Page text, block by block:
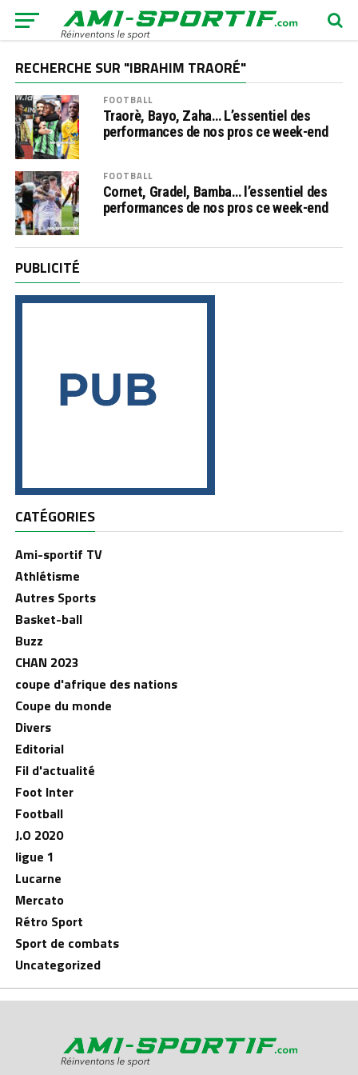
RECHERCHE SUR "IBRAHIM TRAORÉ"
FOOTBALL
Traorè, Bayo, Zaha… L’essentiel des
performances de nos pros ce week-end
FOOTBALL
Cornet, Gradel, Bamba… l’essentiel des
performances de nos pros ce week-end
PUBLICITÉ
CATÉGORIES
Ami-sportif TV
Athlétisme
Autres Sports
Basket-ball
Buzz
CHAN 2023
coupe d'afrique des nations
Coupe du monde
Divers
Editorial
Fil d'actualité
Foot Inter
Football
J.O 2020
ligue 1
Lucarne
Mercato
Rétro Sport
Sport de combats
Uncategorized